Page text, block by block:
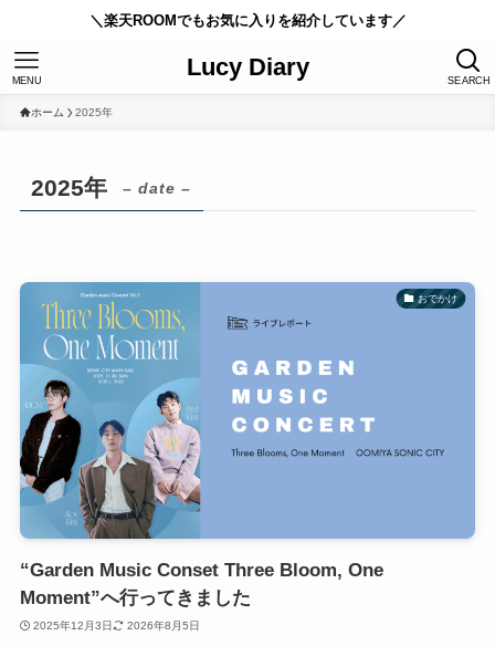
＼楽天ROOMでもお気に入りを紹介しています／
Lucy Diary SEARCH
MENU
ホーム 2025年
2025年 – date –
おでかけ
“Garden Music Conset Three Bloom, One
Moment”へ行ってきました
2025年12月3日 2026年8月5日